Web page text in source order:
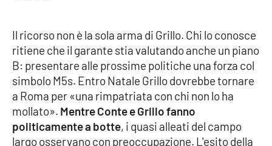
Destinazioni
Eventi
Food
Storie
Il ricorso non è la sola arma di Grillo. Chi lo conosce
ritiene che il garante stia valutando anche un piano
B: presentare alle prossime politiche una forza col
simbolo M5s. Entro Natale Grillo dovrebbe tornare
a Roma per «una rimpatriata con chi non lo ha
mollato». Mentre Conte e Grillo fanno
politicamente a botte, i quasi alleati del campo
largo osservano con preoccupazione. L'esito della